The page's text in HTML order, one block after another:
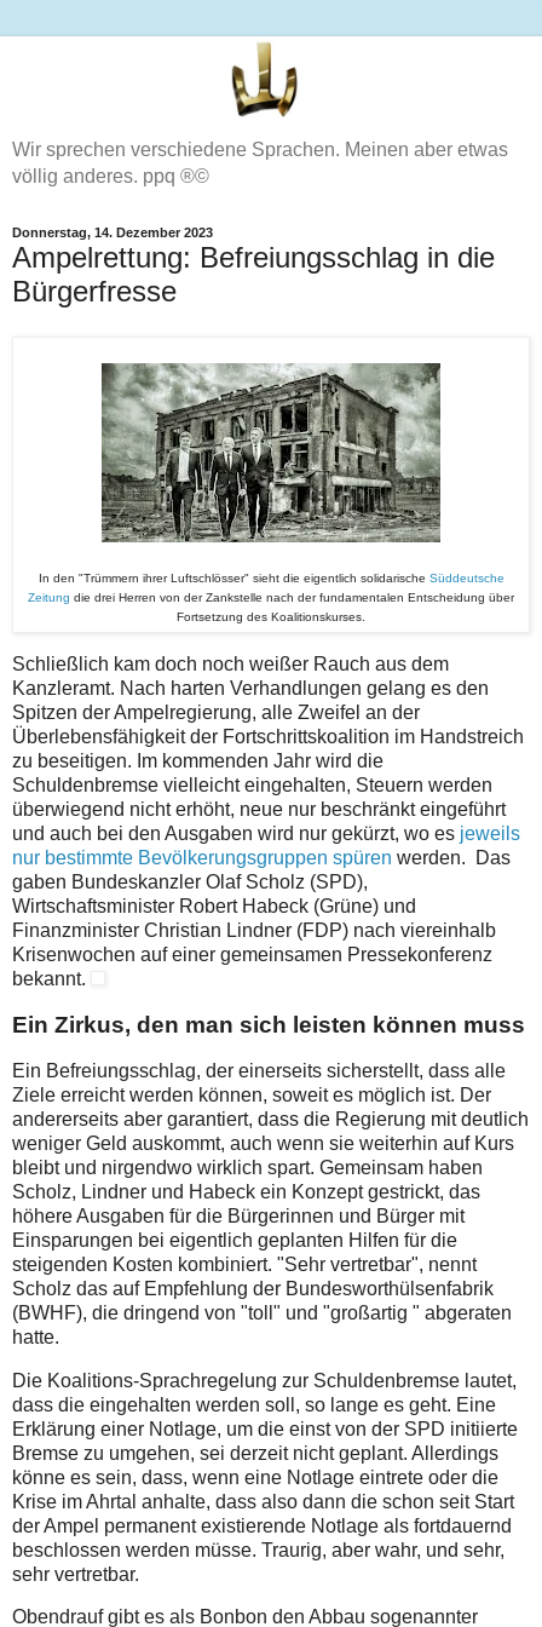
Wir sprechen verschiedene Sprachen. Meinen aber etwas
völlig anderes. ppq ®©
Donnerstag, 14. Dezember 2023
Ampelrettung: Befreiungsschlag in die
Bürgerfresse
In den "Trümmern ihrer Luftschlösser" sieht die eigentlich solidarische Süddeutsche
Zeitung die drei Herren von der Zankstelle nach der fundamentalen Entscheidung über
Fortsetzung des Koalitionskurses.
Schließlich kam doch noch weißer Rauch aus dem
Kanzleramt. Nach harten Verhandlungen gelang es den
Spitzen der Ampelregierung, alle Zweifel an der
Überlebensfähigkeit der Fortschrittskoalition im Handstreich
zu beseitigen. Im kommenden Jahr wird die
Schuldenbremse vielleicht eingehalten, Steuern werden
überwiegend nicht erhöht, neue nur beschränkt eingeführt
und auch bei den Ausgaben wird nur gekürzt, wo es jeweils
nur bestimmte Bevölkerungsgruppen spüren werden. Das
gaben Bundeskanzler Olaf Scholz (SPD),
Wirtschaftsminister Robert Habeck (Grüne) und
Finanzminister Christian Lindner (FDP) nach viereinhalb
Krisenwochen auf einer gemeinsamen Pressekonferenz
bekannt.
Ein Zirkus, den man sich leisten können muss
Ein Befreiungsschlag, der einerseits sicherstellt, dass alle
Ziele erreicht werden können, soweit es möglich ist. Der
andererseits aber garantiert, dass die Regierung mit deutlich
weniger Geld auskommt, auch wenn sie weiterhin auf Kurs
bleibt und nirgendwo wirklich spart. Gemeinsam haben
Scholz, Lindner und Habeck ein Konzept gestrickt, das
höhere Ausgaben für die Bürgerinnen und Bürger mit
Einsparungen bei eigentlich geplanten Hilfen für die
steigenden Kosten kombiniert. "Sehr vertretbar", nennt
Scholz das auf Empfehlung der Bundesworthülsenfabrik
(BWHF), die dringend von "toll" und "großartig " abgeraten
hatte.
Die Koalitions-Sprachregelung zur Schuldenbremse lautet,
dass die eingehalten werden soll, so lange es geht. Eine
Erklärung einer Notlage, um die einst von der SPD initiierte
Bremse zu umgehen, sei derzeit nicht geplant. Allerdings
könne es sein, dass, wenn eine Notlage eintrete oder die
Krise im Ahrtal anhalte, dass also dann die schon seit Start
der Ampel permanent existierende Notlage als fortdauernd
beschlossen werden müsse. Traurig, aber wahr, und sehr,
sehr vertretbar.
Obendrauf gibt es als Bonbon den Abbau sogenannter